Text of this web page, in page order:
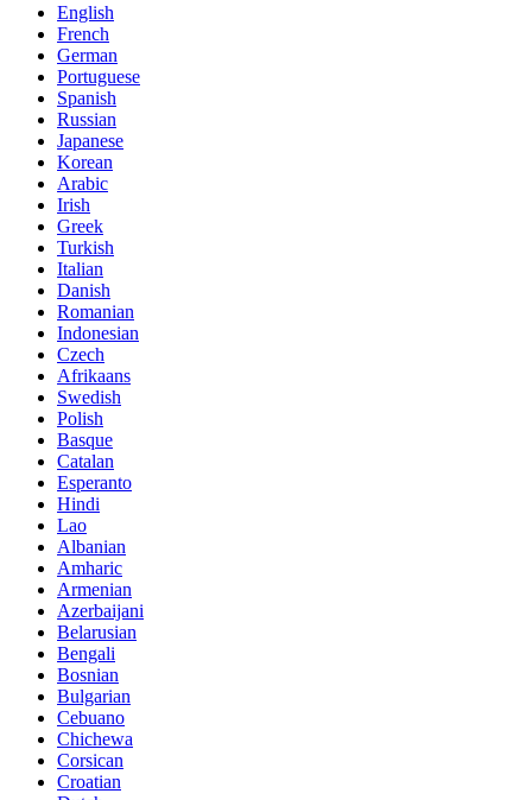
English
French
German
Portuguese
Spanish
Russian
Japanese
Korean
Arabic
Irish
Greek
Turkish
Italian
Danish
Romanian
Indonesian
Czech
Afrikaans
Swedish
Polish
Basque
Catalan
Esperanto
Hindi
Lao
Albanian
Amharic
Armenian
Azerbaijani
Belarusian
Bengali
Bosnian
Bulgarian
Cebuano
Chichewa
Corsican
Croatian